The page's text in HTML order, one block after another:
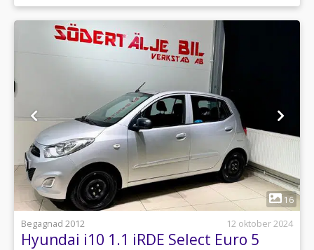
1
16
Begagnad 2012
12 oktober 2024
Hyundai i10 1.1 iRDE Select Euro 5